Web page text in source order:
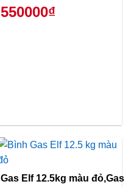
550000₫
Gas Elf 12.5kg màu đỏ,Gas